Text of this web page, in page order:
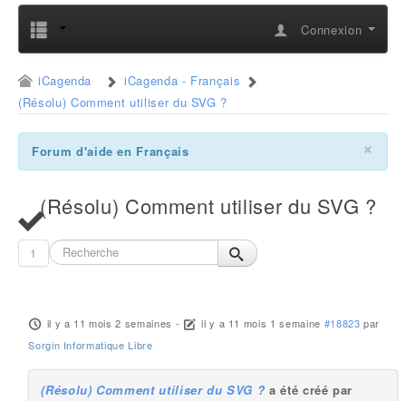
Connexion
iCagenda
iCagenda - Français
(Résolu) Comment utiliser du SVG ?
×
Forum d'aide en Français
(Résolu) Comment utiliser du SVG ?
1
il y a 11 mois 2 semaines - il y a 11 mois 1 semaine #18823 par
Sorgin Informatique Libre
(Résolu) Comment utiliser du SVG ? a été créé par